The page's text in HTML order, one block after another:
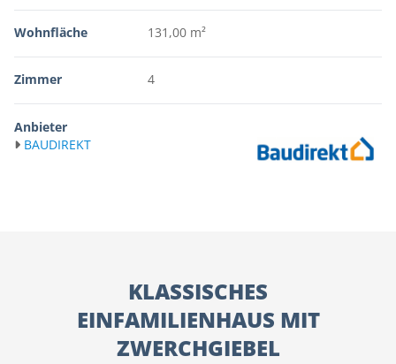
Wohnfläche 131,00 m²
Zimmer 4
Anbieter
BAUDIREKT
KLASSISCHES
EINFAMILIENHAUS MIT
ZWERCHGIEBEL